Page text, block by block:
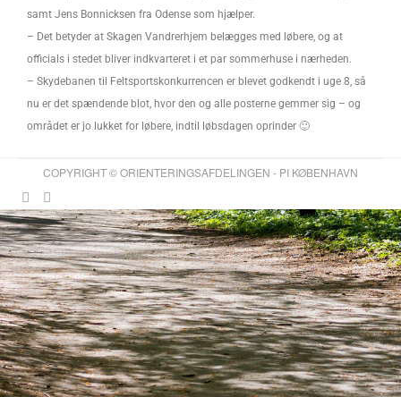
samt Jens Bonnicksen fra Odense som hjælper.
– Det betyder at Skagen Vandrerhjem belægges med løbere, og at
officials i stedet bliver indkvarteret i et par sommerhuse i nærheden.
– Skydebanen til Feltsportskonkurrencen er blevet godkendt i uge 8, så
nu er det spændende blot, hvor den og alle posterne gemmer sig – og
området er jo lukket for løbere, indtil løbsdagen oprinder 🙂
COPYRIGHT © ORIENTERINGSAFDELINGEN - PI KØBENHAVN